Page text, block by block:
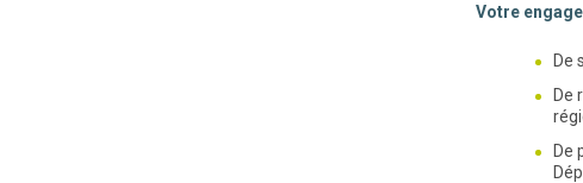
Votre
De
De
De